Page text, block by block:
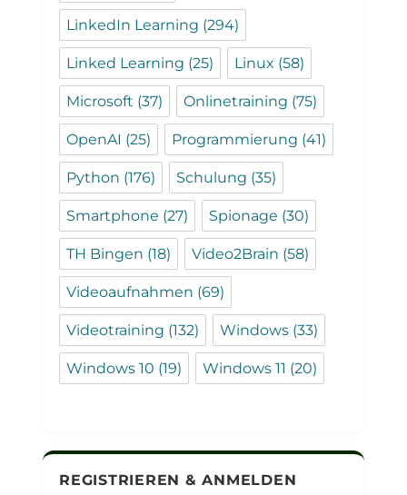
LinkedIn Learning (294)
Linked Learning (25) Linux (58)
Microsoft (37) Onlinetraining (75)
OpenAI (25) Programmierung (41)
Python (176) Schulung (35)
Smartphone (27) Spionage (30)
TH Bingen (18) Video2Brain (58)
Videoaufnahmen (69)
Videotraining (132) Windows (33)
Windows 10 (19) Windows 11 (20)
REGISTRIEREN & ANMELDEN